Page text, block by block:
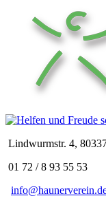
Lindwurmstr. 4,
01 72 / 8 93 55 53